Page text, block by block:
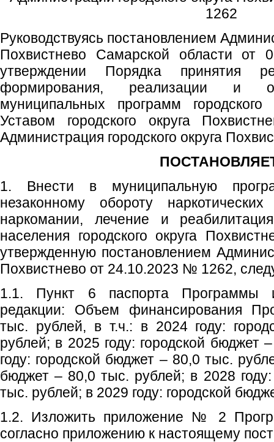
1262
Руководствуясь постановлением
Похвистнево Самарской области
утверждении Порядка принятия
формирования, реализации и
муниципальных программ
Уставом городского округа
Администрация городского округа
1. Внести в муниципальную
незаконному обороту
наркомании, лечение и
населения городского округа
утвержденную постановлением
Похвистнево от 24.10.2023 № 1262,
1.1. Пункт 6 паспорта Программы
редакции: Объем финансирования
тыс. рублей, в т.ч.: в 2024 году:
рублей; в 2025 году: городской бюджет
году: городской бюджет – 80,0 тыс.
бюджет – 80,0 тыс. рублей; в 2028
тыс. рублей; в 2029 году: городской
1.2. Изложить приложение № 2
согласно приложению к настоящему